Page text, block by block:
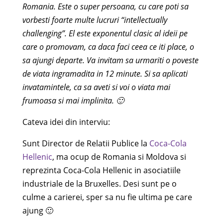
Romania. Este o super persoana, cu care poti sa
vorbesti foarte multe lucruri “intellectually
challenging”. El este exponentul clasic al ideii pe
care o promovam, ca daca faci ceea ce iti place, o
sa ajungi departe. Va invitam sa urmariti o poveste
de viata ingramadita in 12 minute. Si sa aplicati
invatamintele, ca sa aveti si voi o viata mai
frumoasa si mai implinita. 🙂
Cateva idei din interviu:
Sunt Director de Relatii Publice la Coca-Cola
Hellenic, ma ocup de Romania si Moldova si
reprezinta Coca-Cola Hellenic in asociatiile
industriale de la Bruxelles. Desi sunt pe o
culme a carierei, sper sa nu fie ultima pe care
ajung 🙂